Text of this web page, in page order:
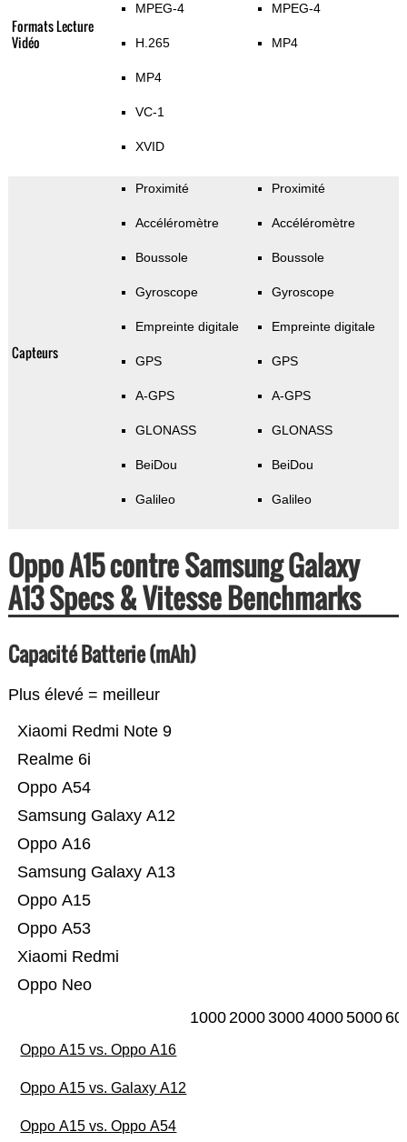
Formats Lecture
Vidéo
MPEG-4
H.265
MP4
VC-1
XVID
MPEG-4
MP4
Capteurs
Proximité
Accéléromètre
Boussole
Gyroscope
Empreinte digitale
GPS
A-GPS
GLONASS
BeiDou
Galileo
Proximité
Accéléromètre
Boussole
Gyroscope
Empreinte digitale
GPS
A-GPS
GLONASS
BeiDou
Galileo
Oppo A15 contre Samsung Galaxy
A13 Specs & Vitesse Benchmarks
Capacité Batterie (mAh)
Plus élevé = meilleur
Oppo Neo
Xiaomi Redmi
Oppo A53
Oppo A15
Samsung Galaxy A13
Oppo A16
Samsung Galaxy A12
Oppo A54
Realme 6i
Xiaomi Redmi Note 9
10002000300040005000
Oppo A15 vs. Oppo A16
Oppo A15 vs. Galaxy A12
Oppo A15 vs. Oppo A54